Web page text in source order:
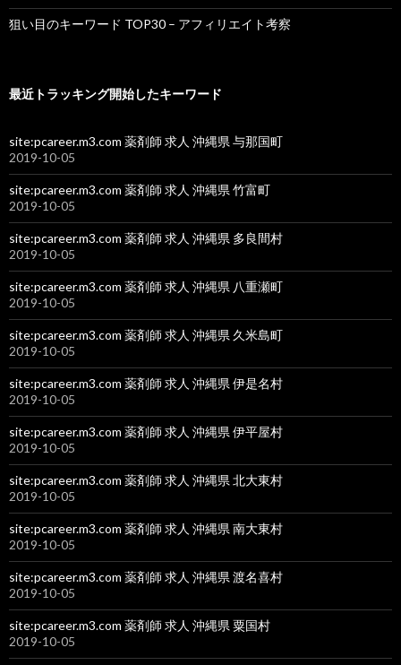
狙い目のキーワード TOP30 – アフィリエイト考察
最近トラッキング開始したキーワード
site:pcareer.m3.com 薬剤師 求人 沖縄県 与那国町
2019-10-05
site:pcareer.m3.com 薬剤師 求人 沖縄県 竹富町
2019-10-05
site:pcareer.m3.com 薬剤師 求人 沖縄県 多良間村
2019-10-05
site:pcareer.m3.com 薬剤師 求人 沖縄県 八重瀬町
2019-10-05
site:pcareer.m3.com 薬剤師 求人 沖縄県 久米島町
2019-10-05
site:pcareer.m3.com 薬剤師 求人 沖縄県 伊是名村
2019-10-05
site:pcareer.m3.com 薬剤師 求人 沖縄県 伊平屋村
2019-10-05
site:pcareer.m3.com 薬剤師 求人 沖縄県 北大東村
2019-10-05
site:pcareer.m3.com 薬剤師 求人 沖縄県 南大東村
2019-10-05
site:pcareer.m3.com 薬剤師 求人 沖縄県 渡名喜村
2019-10-05
site:pcareer.m3.com 薬剤師 求人 沖縄県 粟国村
2019-10-05